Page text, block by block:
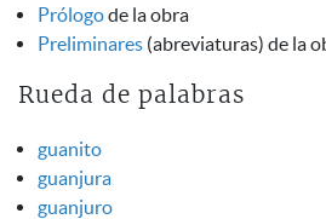
Prólogode la obra
Preliminares (abreviaturas) de la
Rueda de palabras
guanito
guanjura
guanjuro